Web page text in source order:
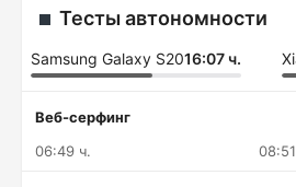
Тесты автономности
Samsung Galaxy S2016:07 ч.
Веб-серфинг
06:49 ч.